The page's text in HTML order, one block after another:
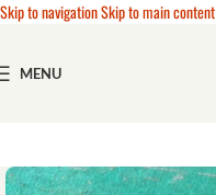
Skip to navigationSkip to main content
MENU